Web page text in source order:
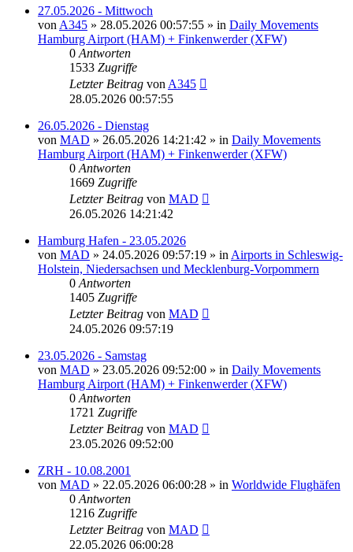
27.05.2026 - Mittwoch
von A345 » 28.05.2026 00:57:55 » in Daily Movements
Hamburg Airport (HAM) + Finkenwerder (XFW)
0 Antworten
1533 Zugriffe
Letzter Beitrag von A345
28.05.2026 00:57:55
26.05.2026 - Dienstag
von MAD » 26.05.2026 14:21:42 » in Daily Movements
Hamburg Airport (HAM) + Finkenwerder (XFW)
0 Antworten
1669 Zugriffe
Letzter Beitrag von MAD
26.05.2026 14:21:42
Hamburg Hafen - 23.05.2026
von MAD » 24.05.2026 09:57:19 » in Airports in Schleswig-
Holstein, Niedersachsen und Mecklenburg-Vorpommern
0 Antworten
1405 Zugriffe
Letzter Beitrag von MAD
24.05.2026 09:57:19
23.05.2026 - Samstag
von MAD » 23.05.2026 09:52:00 » in Daily Movements
Hamburg Airport (HAM) + Finkenwerder (XFW)
0 Antworten
1721 Zugriffe
Letzter Beitrag von MAD
23.05.2026 09:52:00
ZRH - 10.08.2001
von MAD » 22.05.2026 06:00:28 » in Worldwide Flughäfen
0 Antworten
1216 Zugriffe
Letzter Beitrag von MAD
22.05.2026 06:00:28